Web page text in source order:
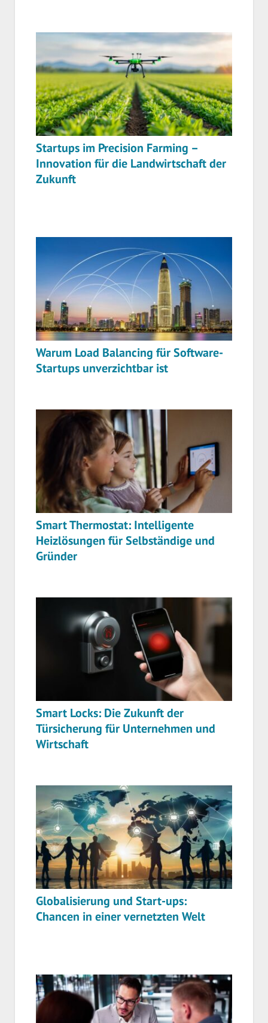
Startups im Precision Farming –
Innovation für die Landwirtschaft der
Zukunft
Warum Load Balancing für Software-
Startups unverzichtbar ist
Smart Thermostat: Intelligente
Heizlösungen für Selbständige und
Gründer
Smart Locks: Die Zukunft der
Türsicherung für Unternehmen und
Wirtschaft
Globalisierung und Start-ups:
Chancen in einer vernetzten Welt